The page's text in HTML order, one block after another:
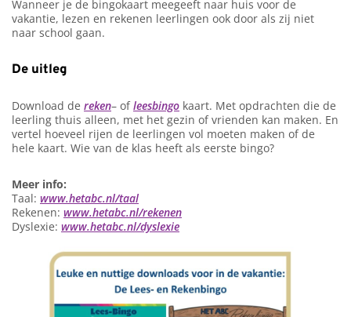
Wanneer je de bingokaart meegeeft naar huis voor de
vakantie, lezen en rekenen leerlingen ook door als zij niet
naar school gaan.
De uitleg
Download de reken– ofleesbingo kaart. Met opdrachten die de
leerling thuis alleen, met het gezin of vrienden kan maken. En
vertel hoeveel rijen de leerlingen vol moeten maken of de
hele kaart. Wie van de klas heeft als eerste bingo?
Meer info:
Taal: www.hetabc.nl/taal
Rekenen: www.hetabc.nl/rekenen
Dyslexie: www.hetabc.nl/dyslexie